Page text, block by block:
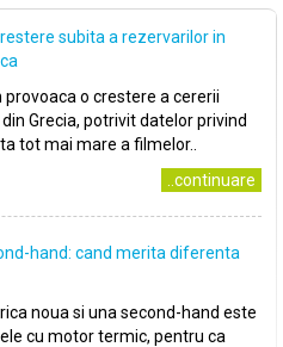
subita a rezervarilor in
provoaca o crestere a cererii
Grecia, potrivit datelor privind
tot mai mare a filmelor..
..continuare
hand: cand merita diferenta
noua si una second-hand este
cu motor termic, pentru ca